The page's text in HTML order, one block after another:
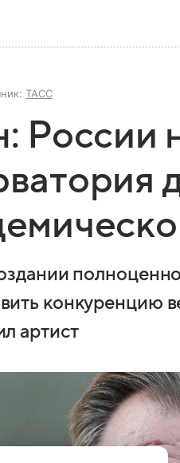
ТАСС
России
артист